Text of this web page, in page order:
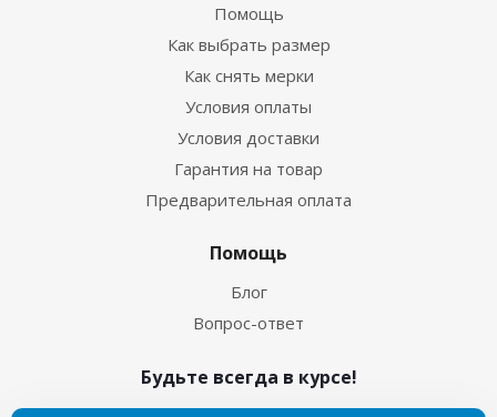
Помощь
Как выбрать размер
Как снять мерки
Условия оплаты
Условия доставки
Гарантия на товар
Предварительная оплата
Помощь
Блог
Вопрос-ответ
Будьте всегда в курсе!